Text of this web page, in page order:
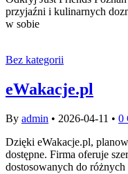
przyjaźni i kulinarnych
w sobie
Bez kategorii
eWakacje.pl
By admin • 2026-04-11 • 0
Dzięki eWakacje.pl,
dostępne. Firma oferuje
dostosowanych do różnych